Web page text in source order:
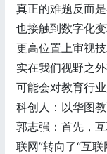
真正的难题反而
也接触到数字化
更高位置上审视
实在我们视野之
可能会对教育行
科创人：以华图
郭志强：首先，
联网”转向了“互